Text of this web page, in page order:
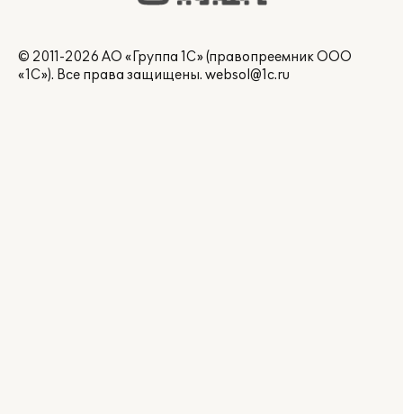
© 2011-2026 АО «Группа 1С» (правопреемник ООО
«1С»). Все права защищены. websol@1c.ru